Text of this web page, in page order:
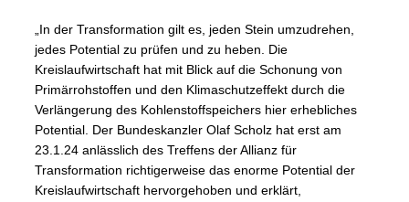
„In der Transformation gilt es, jeden Stein umzudrehen,
jedes Potential zu prüfen und zu heben. Die
Kreislaufwirtschaft hat mit Blick auf die Schonung von
Primärrohstoffen und den Klimaschutzeffekt durch die
Verlängerung des Kohlenstoffspeichers hier erhebliches
Potential. Der Bundeskanzler Olaf Scholz hat erst am
23.1.24 anlässlich des Treffens der Allianz für
Transformation richtigerweise das enorme Potential der
Kreislaufwirtschaft hervorgehoben und erklärt,